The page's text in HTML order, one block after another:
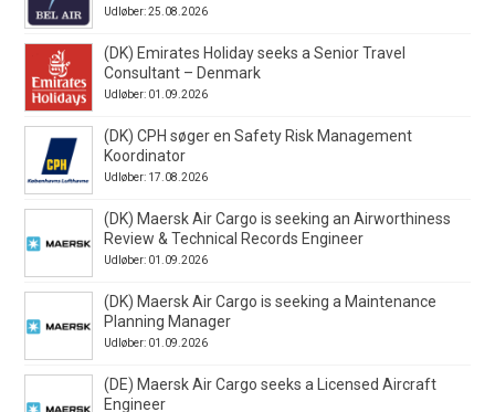
Udløber: 25.08.2026
(DK) Emirates Holiday seeks a Senior Travel
Consultant – Denmark
Udløber: 01.09.2026
(DK) CPH søger en Safety Risk Management
Koordinator
Udløber: 17.08.2026
(DK) Maersk Air Cargo is seeking an Airworthiness
Review & Technical Records Engineer
Udløber: 01.09.2026
(DK) Maersk Air Cargo is seeking a Maintenance
Planning Manager
Udløber: 01.09.2026
(DE) Maersk Air Cargo seeks a Licensed Aircraft
Engineer